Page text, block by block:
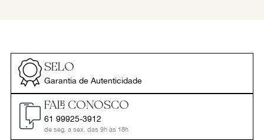
SELO
Garantia de Autenticidade
FALE CONOSCO
61 99925-3912
de seg. a sex. das 9h às 18h